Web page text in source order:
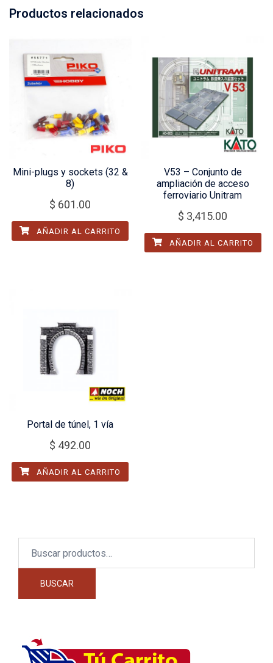
Productos relacionados
Mini-plugs y sockets (32 &
8)
$ 601.00
AÑADIR AL CARRITO
V53 – Conjunto de
ampliación de acceso
ferroviario Unitram
$ 3,415.00
AÑADIR AL CARRITO
Portal de túnel, 1 vía
$ 492.00
AÑADIR AL CARRITO
BUSCAR